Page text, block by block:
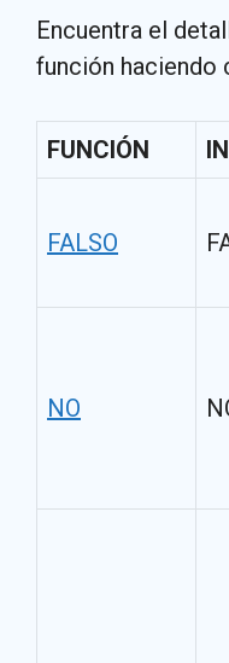
Encuentra el
función haciendo
FUNCIÓN
FALSO
NO